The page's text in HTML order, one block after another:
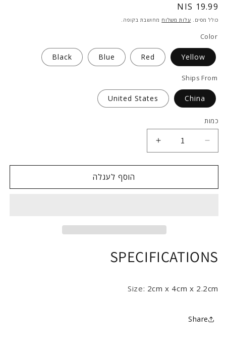
מחיר
רגיל
19.99 NIS
כולל מסים. עלות משלוח מחושבת בקופה.
Color
Yellow
Red
Blue
Black
Ships From
China
United States
כמות
כמות
עבור
הגדל
כמות
עבור
Whistleהוסף לעגלה
SPECIFICATIONS
Size: 2cm x 4cm x 2.2cm
Share